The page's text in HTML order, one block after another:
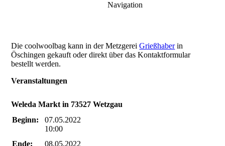
Navigation
Die coolwoolbag kann in der MetzgereiGrießhaberin
Öschingen gekauft oder direkt über das Kontaktformular
bestellt werden.
Veranstaltungen
Weleda Markt in 73527 Wetzgau
Beginn:
07.05.2022
10:00
Ende:
08.05.2022